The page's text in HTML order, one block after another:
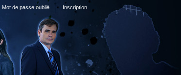
Inscription
Mot de passe oublié